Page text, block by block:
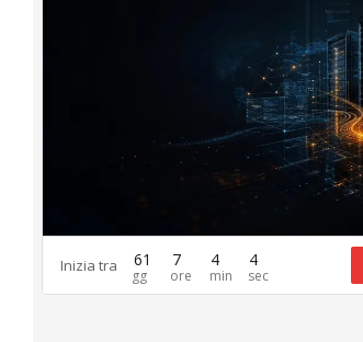
Inizia tra 61 7 4 3